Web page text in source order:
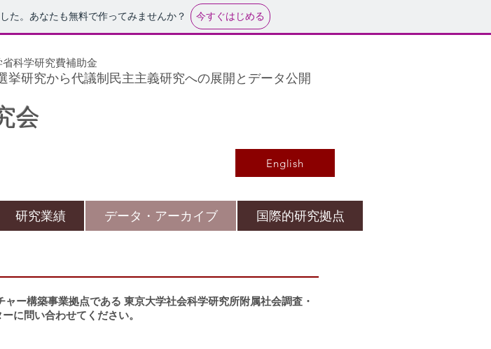
た。あなたも無料で作ってみませんか？ 今すぐはじめる
科学研究費補助金
研究から代議制民主主義研究への展開とデータ公開
会
English
研究業績 データ・アーカイブ 国際的研究拠点
ー構築事業拠点である 東京大学社会科学研究所附属社会調査・
に問い合わせてください。